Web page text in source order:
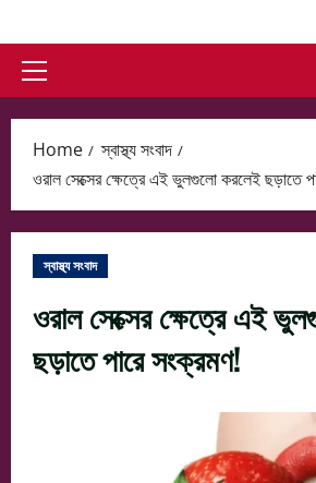
to
contentPrimary
Home
স্বাস্থ্য সংবাদ
ওরাল সেক্সের ক্ষেত্রে এই ভুলগুলো করলেই ছড়াতে
স্বাস্থ্য সংবাদ
ওরাল সেক্সের ক্ষেত্রে এই
ছড়াতে পারে সংক্রমণ!